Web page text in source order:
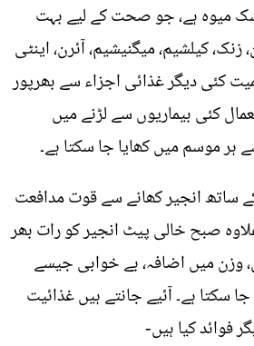
میوہ ہے، جو صحت کے لیے بہت
زنک، کیلشیم، میگنیشیم، آئرن، اینٹی
کئی دیگر غذائی اجزاء سے بھرپور
کئی بیماریوں سے لڑنے میں
ہر موسم میں کھایا جا سکتا ہے۔
ساتھ انجیر کھانے سے قوت مدافعت
صبح خالی پیٹ انجیر کو رات بھر
وزن میں اضافہ، بے خوابی جیسے
سکتا ہے۔ آئیے جانتے ہیں غذائیت
فوائد کیا ہیں-